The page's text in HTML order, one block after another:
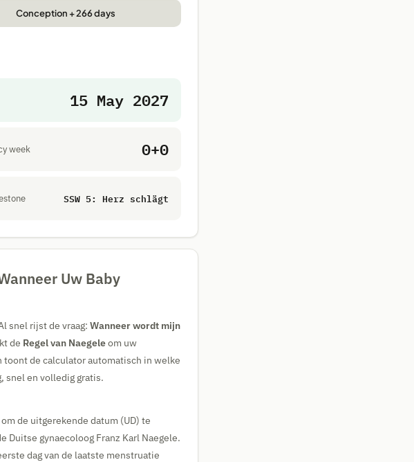
Conception + 266 days
15 May 2027
week 0+0
SSW 5: Herz schlägt
Uw Baby
snel rijst de vraag: Wanneer wordt mijn
de Regel van Naegeleom uw
de calculator automatisch in welke
snel en volledig gratis.
de uitgerekende datum (UD) te
gynaecoloog Franz Karl Naegele.
dag van de laatste menstruatie